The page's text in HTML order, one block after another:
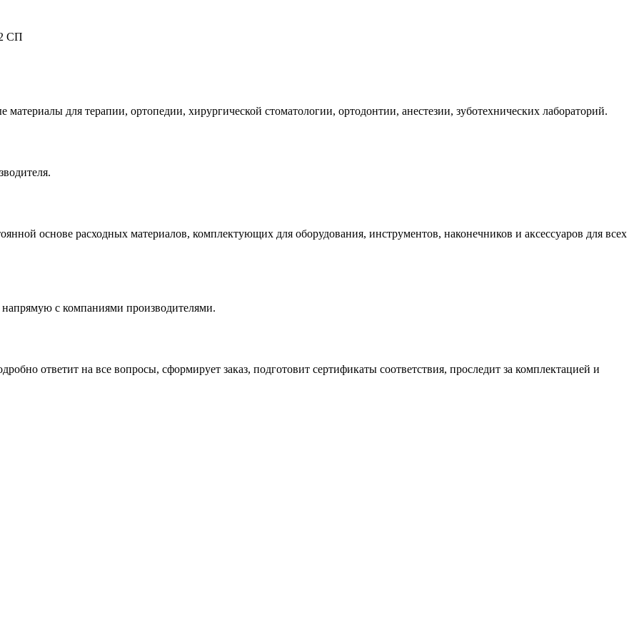
СП
для терапии, ортопедии, хирургической стоматологии, ортодонтии, анестезии, зуботехнических лабораторий.
основе расходных материалов, комплектующих для оборудования, инструментов, наконечников и аксессуаров для всех
с компаниями производителями.
ответит на все вопросы, сформирует заказ, подготовит сертификаты соответствия, проследит за комплектацией и